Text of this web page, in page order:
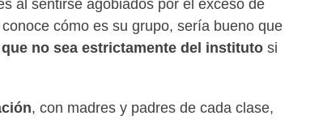
al sentirse agobiados por el exceso de
cómo es su grupo, sería bueno que
no sea estrictamente del instituto si
, con madres y padres de cada clase,